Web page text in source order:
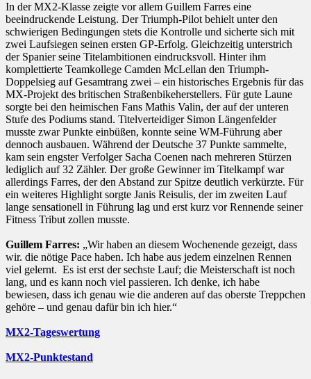
In der MX2-Klasse zeigte vor allem Guillem Farres eine
beeindruckende Leistung. Der Triumph-Pilot behielt unter den
schwierigen Bedingungen stets die Kontrolle und sicherte sich mit
zwei Laufsiegen seinen ersten GP-Erfolg. Gleichzeitig unterstrich
der Spanier seine Titelambitionen eindrucksvoll. Hinter ihm
komplettierte Teamkollege Camden McLellan den Triumph-
Doppelsieg auf Gesamtrang zwei – ein historisches Ergebnis für das
MX-Projekt des britischen Straßenbikeherstellers. Für gute Laune
sorgte bei den heimischen Fans Mathis Valin, der auf der unteren
Stufe des Podiums stand. Titelverteidiger Simon Längenfelder
musste zwar Punkte einbüßen, konnte seine WM-Führung aber
dennoch ausbauen. Während der Deutsche 37 Punkte sammelte,
kam sein engster Verfolger Sacha Coenen nach mehreren Stürzen
lediglich auf 32 Zähler. Der große Gewinner im Titelkampf war
allerdings Farres, der den Abstand zur Spitze deutlich verkürzte. Für
ein weiteres Highlight sorgte Janis Reisulis, der im zweiten Lauf
lange sensationell in Führung lag und erst kurz vor Rennende seiner
Fitness Tribut zollen musste.
Guillem Farres: „Wir haben an diesem Wochenende gezeigt, dass
wir. die nötige Pace haben. Ich habe aus jedem einzelnen Rennen
viel gelernt. Es ist erst der sechste Lauf; die Meisterschaft ist noch
lang, und es kann noch viel passieren. Ich denke, ich habe
bewiesen, dass ich genau wie die anderen auf das oberste Treppchen
gehöre – und genau dafür bin ich hier.“
MX2-Tageswertung
MX2-Punktestand